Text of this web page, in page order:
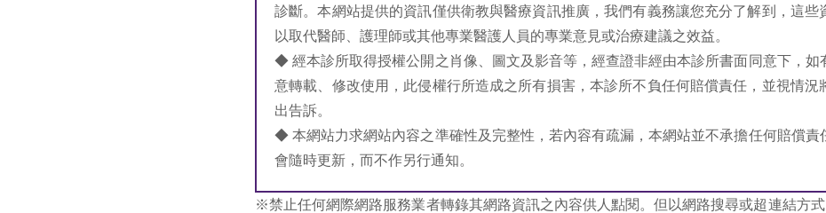
診斷。本網站提供的資訊僅供衛教與醫療資訊推廣，我們有義務讓您充分了解到，這些
以取代醫師、護理師或其他專業醫護人員的專業意見或治療建議之效益。
◆ 經本診所取得授權公開之肖像、圖文及影音等，經查證非經由本診所書面同意下，如
意轉載、修改使用，此侵權行所造成之所有損害，本診所不負任何賠償責任，並視情況
出告訴。
◆ 本網站力求網站內容之準確性及完整性，若內容有疏漏，本網站並不承擔任何賠償責
會隨時更新，而不作另行通知。
※禁止任何網際網路服務業者轉錄其網路資訊之內容供人點閱。但以網路搜尋或超連結方